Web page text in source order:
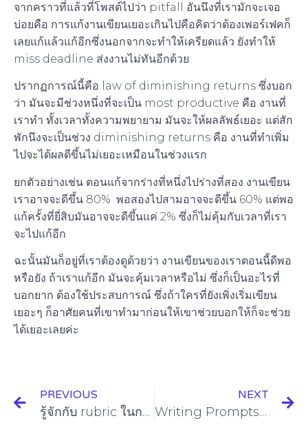
จากคราวที่แล้วที่โพสต์ไปว่า pitfall อันนึงที่เรามักจะเจอ
บ่อยคือ การแก้งานเขียนเยอะเกินไปคือคิดว่าต้องเพอร์เฟคก็
เลยแก้แล้วแก้อีกซึ่งนอกจากจะทำให้เครียดแล้ว ยังทำให้
miss deadline ส่งงานไม่ทันอีกด้วย
ปรากฏการณ์นี้คือ law of diminishing returns ซึ่งบอก
ว่า มันจะมีช่วงหนึ่งที่จะเป็น most productive คือ งานที่
เราทำ ทั้งเวลาทั้งความพยายาม มันจะให้ผลลัพธ์เยอะ แต่สัก
พักนึงจะเป็นช่วง diminishing returns คือ งานที่ทำเพิ่ม
ไปจะได้ผลดีขึ้นไม่เยอะเหมือนในช่วงแรก
ยกตัวอย่างเช่น ตอนแก้จากร่างที่หนึ่งไปร่างที่สอง งานเขียน
เราอาจจะดีขึ้น 80% พอสองไปสามอาจจะดีขึ้น 60% แต่พอ
แก้ครั้งที่ยี่สิบมันอาจจะดีขึ้นแค่ 2% ซึ่งก็ไม่คุ้มกับเวลาที่เรา
จะไปแก้อีก
ฉะนั้นมันก็อยู่ที่เราต้องดูด้วยว่า งานเขียนของเราตอนนี้ดีพอ
หรือยัง ถ้าเราแก้อีก มันจะคุ้มเวลาหรือไม่ ซึ่งก็เป็นอะไรที่
บอกยาก ต้องใช้ประสบการณ์ ซึ่งถ้าใครที่ยังเพิ่งเริ่มเขียน
เยอะๆ ก็อาศัยคนที่เขาทำมาก่อนให้เขาช่วยบอกให้ก็จะช่วย
ได้เยอะเลยค่ะ
PREVIOUS
รู้จักกับ rubric ในการเขียน essay
NEXT
Writing Prompts ฝึกเขียนให้คล่อง ลองทำวิธีนี้